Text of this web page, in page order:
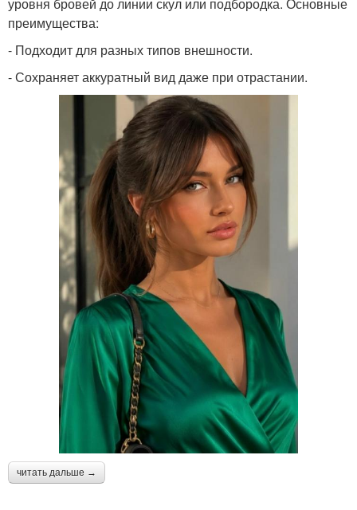
преимущества:
- Подходит для разных типов внешности.
- Сохраняет аккуратный вид даже при отрастании.
читать дальше →